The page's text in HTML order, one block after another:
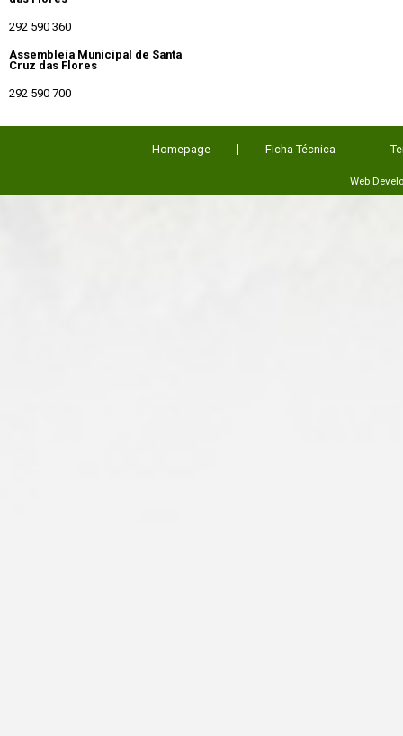
292 590 360
Assembleia Municipal de Santa
Cruz das Flores
292 590 700
Homepage Ficha Técnica
Web